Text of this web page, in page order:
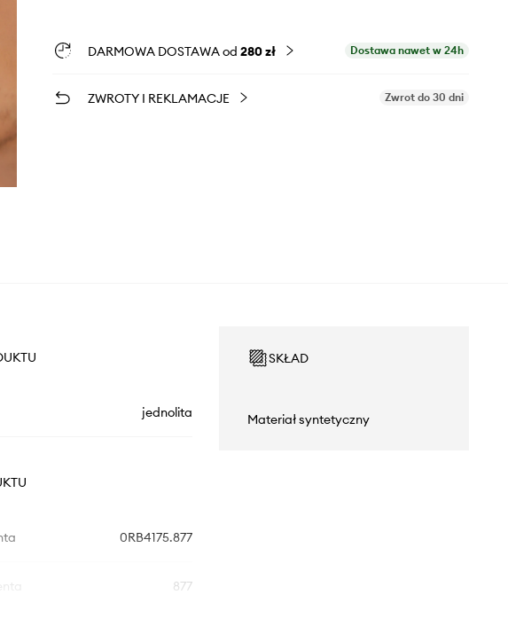
DARMOWA DOSTAWA od 280 zł Dostawa nawet w 24h
ZWROTY I REKLAMACJE Zwrot do 30 dni
jednolita
0RB4175.877
877
SKŁAD
Materiał syntetyczny